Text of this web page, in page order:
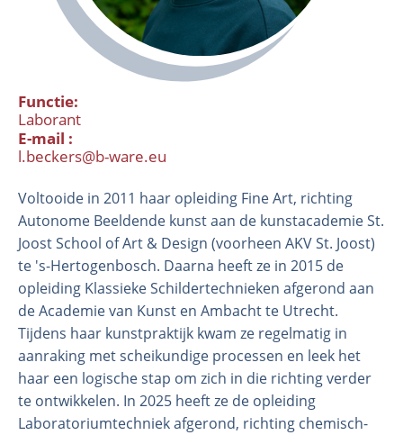
Organisatie
Medewerkers
Laboratorium
Veld- en laboratoriumexperimenten
Veldwerkzaamheden
Functie
Laborant
E-mail
l.beckers@b-ware.eu
Voltooide in 2011 haar opleiding Fine Art, richting
Autonome Beeldende kunst aan de kunstacademie St.
Joost School of Art & Design (voorheen AKV St. Joost)
te 's-Hertogenbosch. Daarna heeft ze in 2015 de
opleiding Klassieke Schildertechnieken afgerond aan
de Academie van Kunst en Ambacht te Utrecht.
Tijdens haar kunstpraktijk kwam ze regelmatig in
aanraking met scheikundige processen en leek het
haar een logische stap om zich in die richting verder
te ontwikkelen. In 2025 heeft ze de opleiding
Laboratoriumtechniek afgerond, richting chemisch-